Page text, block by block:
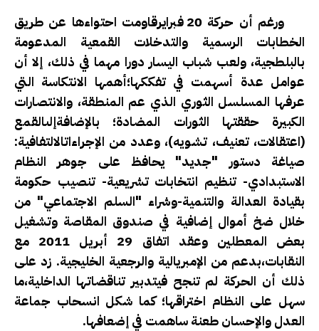
ورغم أن حركة 20 فبرايرقاومت احتواءها عن طريق
الخطابات الرسمية والتدخلات القمعية المدعومة
بالبلطجية، ولعب شباب اليسار دورا مهما في ذلك، إلا أن
عوامل عدة أسهمت في تفككها؛أهمها الانتكاسة التي
عرفها المسلسل الثوري الذي عم المنطقة، والانتصارات
الكبيرة حققتها الثورات المضادة؛ بالإضافةإلىالقمع
(اعتقالات، تعنيف، تشويه)، وعدد من الإجراءاتالالتفافية:
صياغة دستور "جديد" يحافظ على جوهر النظام
الاستبدادي- تنظيم انتخابات تشريعية- تنصيب حكومة
بقيادة العدالة والتنمية-وشراء "السلم الاجتماعي" من
خلال ضخ أموال إضافية في صندوق المقاصة وتشغيل
بعض المعطلين وعقد اتفاق 29 أبريل 2011 مع
النقابات،بدعم من الإمبريالية والرجعية الخليجية. زد على
ذلك أن الحركة لم تنجح فيتدبير تناقضاتها الداخلية،ما
سهل على النظام اختراقها؛ كما شكل انسحاب جماعة
العدل والإحسان طعنة ساهمت في إضعافها.